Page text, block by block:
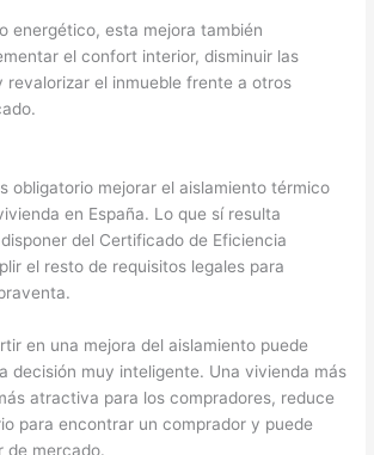
energético, esta mejora también
el confort interior, disminuir las
revalorizar el inmueble frente a otros
obligatorio mejorar el aislamiento térmico
en España. Lo que sí resulta
del Certificado de Eficiencia
el resto de requisitos legales para
en una mejora del aislamiento puede
decisión muy inteligente. Una vivienda más
atractiva para los compradores, reduce
para encontrar un comprador y puede
de mercado.